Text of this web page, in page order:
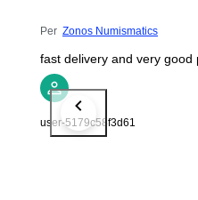
Per Zonos Numismatics
fast delivery and very good
user-5179c58f3d61